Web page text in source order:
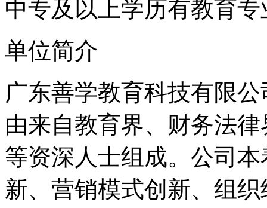
中专及以上学历有教育
单位简介
广东善学教育科技有限
由来自教育界、财务法
等资深人士组成。公司
新、营销模式创新、组